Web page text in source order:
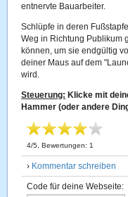
entnervte Bauarbeiter.
Schlüpfe in deren
Weg in Richtung Publikum
können, um sie endgültig
deiner Maus auf dem
wird.
Steuerung: Klicke mit
Hammer (oder andere
4/5 , Bewertungen: 1
› Kommentar schreiben
Code für deine Webseite: